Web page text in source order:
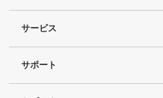
サービス
サポート